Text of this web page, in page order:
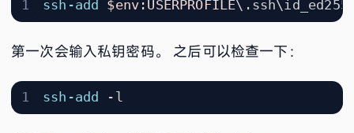
ssh-add $env:USERPROFILE\. ssh\
第一次会输入私钥密码。 之后可以检查一下：
ssh-add -l